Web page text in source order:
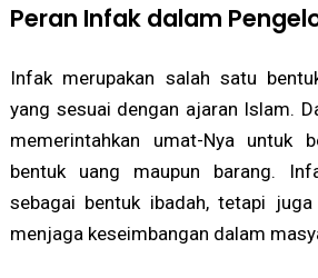
Peran Infak dalam
Infak merupakan salah satu
yang sesuai dengan ajaran Islam.
memerintahkan umat-Nya untuk
bentuk uang maupun barang.
sebagai bentuk ibadah, tetapi
menjaga keseimbangan dalam